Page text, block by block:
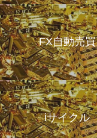
FX自動売買
iサイクル